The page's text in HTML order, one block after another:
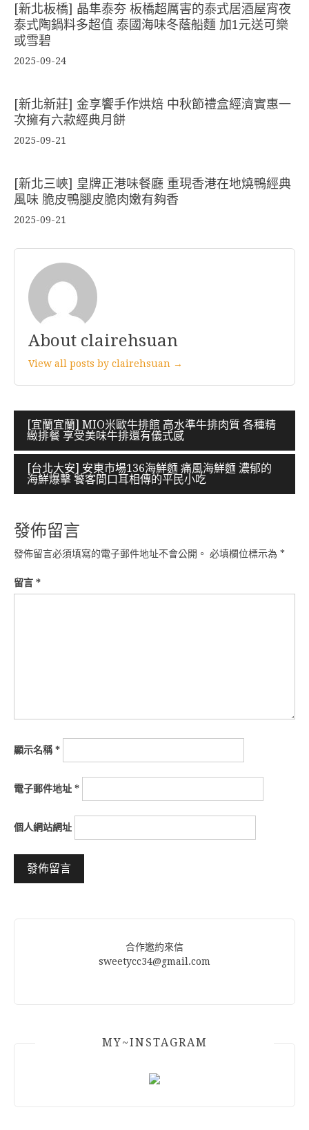
[新北板橋] 晶隼泰夯 板橋超厲害的泰式居酒屋宵夜
泰式陶鍋料多超值 泰國海味冬蔭船麵 加1元送可樂
或雪碧
2025-09-24
[新北新莊] 金享饗手作烘焙 中秋節禮盒經濟實惠一
次擁有六款經典月餅
2025-09-21
[新北三峽] 皇牌正港味餐廳 重現香港在地燒鴨經典
風味 脆皮鴨腿皮脆肉嫩有夠香
2025-09-21
About clairehsuan
View all posts by clairehsuan →
文
章
導
覽
[宜蘭宜蘭] MIO米歐牛排館 高水準牛排肉質 各種精
緻排餐 享受美味牛排還有儀式感
[台北大安] 安東市場136海鮮麵 痛風海鮮麵 濃郁的
海鮮爆擊 饕客間口耳相傳的平民小吃
發佈留言
發佈留言必須填寫的電子郵件地址不會公開。 必填欄位標示為 *
留言 *
顯示名稱*
電子郵件地址 *
個人網站網址
合作邀約來信
sweetycc34@gmail.com
MY~INSTAGRAM